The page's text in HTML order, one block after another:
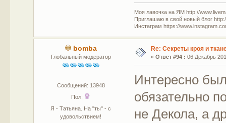
Моя лавочка на ЯМ http://
Приглашаю в свой новый блог
Инстаграм https://
bomba
Глобальный модератор
Сообщений: 13948
Пол:
Я - Татьяна. На "ты" - с
удовольствием!
Re: Секреты кроя и
« Ответ #94 : 06 Декабрь
Интересно
обязательно
не Декола, а